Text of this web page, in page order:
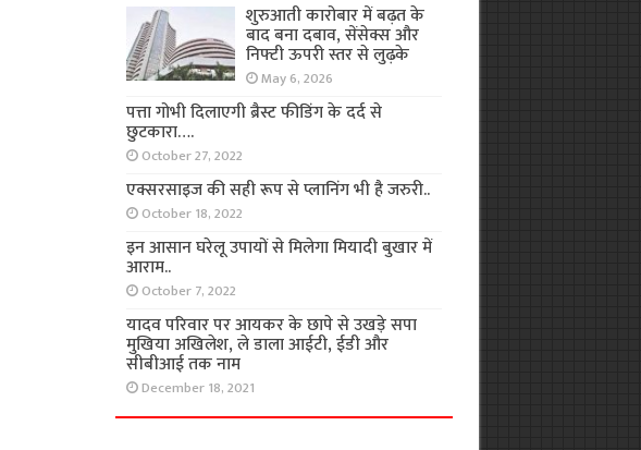
शुरुआती कारोबार में बढ़त के
बाद बना दबाव, सेंसेक्स और
निफ्टी ऊपरी स्तर से लुढ़के
May 6, 2026
पत्ता गोभी दिलाएगी ब्रैस्ट फीडिंग के दर्द से
छुटकारा….
October 27, 2022
एक्सरसाइज की सही रूप से प्लानिंग भी है जरुरी..
October 18, 2022
इन आसान घरेलू उपायों से मिलेगा मियादी बुखार में
आराम..
October 7, 2022
यादव परिवार पर आयकर के छापे से उखड़े सपा
मुखिया अखिलेश, ले डाला आईटी, ईडी और
सीबीआई तक नाम
December 18, 2021